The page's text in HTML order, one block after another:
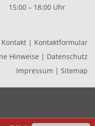
15:00 – 18:00 Uhr
Kontakt | Kontaktformular
Hinweise | Datenschutz
Impressum | Sitemap